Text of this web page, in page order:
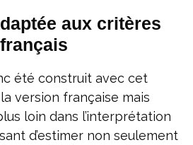
aux critères
été construit avec cet
version française mais
loin dans l’interprétation
d’estimer non seulement